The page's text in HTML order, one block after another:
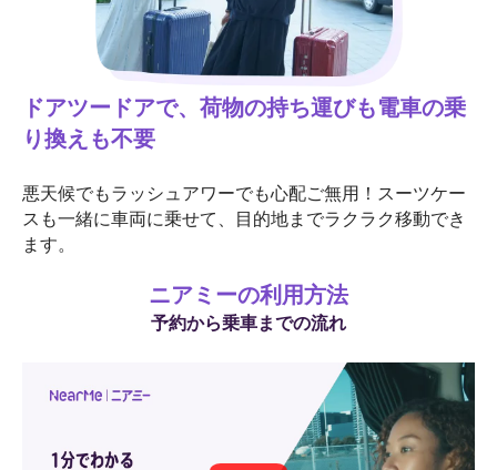
ドアツードアで、荷物の持ち運びも電車の乗
り換えも不要
悪天候でもラッシュアワーでも心配ご無用！スーツケー
スも一緒に車両に乗せて、目的地までラクラク移動でき
ます。
ニアミーの利用方法
予約から乗車までの流れ